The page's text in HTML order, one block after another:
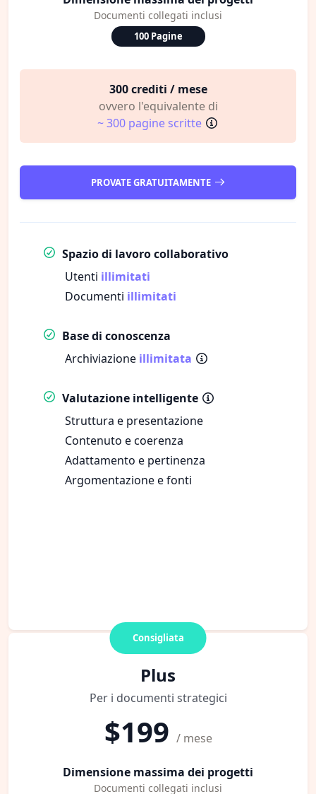
Documenti collegati inclusi
100 Pagine
300 crediti / mese
ovvero l'equivalente di
~ 300 pagine scritte
PROVATE GRATUITAMENTE
Spazio di lavoro collaborativo
Utenti illimitati
Documenti illimitati
Base di conoscenza
Archiviazione illimitata
Valutazione intelligente
Struttura e presentazione
Contenuto e coerenza
Adattamento e pertinenza
Argomentazione e fonti
Consigliata
Plus
Per i documenti strategici
$199 / mese
Dimensione massima dei progetti
Documenti collegati inclusi